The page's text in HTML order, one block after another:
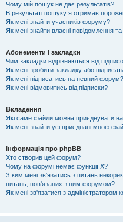
Чому мій пошук не дає результатів?
В результаті пошуку я отримав
Як мені знайти учасників форуму?
Як мені знайти власні повідомлення
Абонементи і закладки
Чим закладки відрізняються від
Як мені зробити закладку або
Як мені підписатись на певний форум?
Як мені відмовитись від підписки?
Вкладення
Які саме файли можна приєднувати
Як мені знайти усі приєднані мною
Інформація про phpBB
Хто створив цей форум?
Чому на форумі немає функції X?
З ким мені зв'язатись з питань
питань, пов'язаних з цим форумом?
Як мені зв'язатися з адміністратором